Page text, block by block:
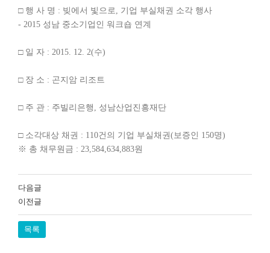
□ 행 사 명 : 빚에서 빛으로, 기업 부실채권 소각 행사
- 2015 성남 중소기업인 워크숍 연계
□ 일 자 : 2015. 12. 2(수)
□ 장 소 : 곤지암 리조트
□ 주 관 : 주빌리은행, 성남산업진흥재단
□ 소각대상 채권 : 110건의 기업 부실채권(보증인 150명)
※ 총 채무원금 : 23,584,634,883원
다음글
이전글
목록